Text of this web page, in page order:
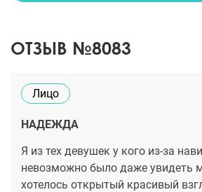
ОТЗЫВ №8083
Лицо
НАДЕЖДА
Я из тех девушек у кого из-за
невозможно было даже увидеть
хотелось открытый красивый